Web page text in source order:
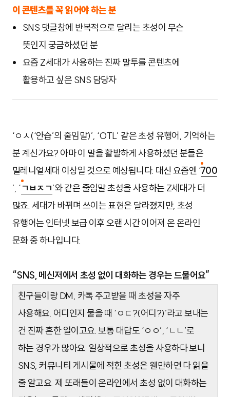
이 콘텐츠를 꼭 읽어야 하는 분
SNS 댓글창에 반복적으로 달리는 초성이 무슨
뜻인지 궁금하셨던 분
요즘 Z세대가 사용하는 진짜 말투를 콘텐츠에
활용하고 싶은 SNS 담당자
‘ㅇㅅ(‘안습’의 줄임말)’, ‘OTL’ 같은 초성 유행어, 기억하는
분 계신가요? 아마 이 말을 활발하게 사용하셨던 분들은
밀레니얼세대 이상일 것으로 예상됩니다. 대신 요즘엔 ‘700
’, ‘ㄱㅂㅈㄱ’와 같은 줄임말 초성을 사용하는 Z세대가 더
많죠. 세대가 바뀌며 쓰이는 표현은 달라졌지만, 초성
유행어는 인터넷 보급 이후 오랜 시간이어져 온 온라인
문화 중 하나입니다.
“SNS, 메신저에서 초성 없이 대화하는 경우는 드물어요”
친구들이랑 DM, 카톡 주고받을 때 초성을 자주
사용해요. 어디인지 물을 때 ‘ㅇㄷ?(어디?)’라고 보내는
건 진짜 흔한 일이고요. 보통 대답도 ‘ㅇㅇ’, ‘ㄴㄴ’로
하는 경우가 많아요. 일상적으로 초성을 사용하다 보니
SNS, 커뮤니티 게시물에 적힌 초성은 웬만하면 다 읽을
줄 알고요. 제 또래들이 온라인에서 초성 없이 대화하는